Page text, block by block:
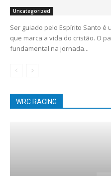
Uncategorized
Ser guiado pelo Espírito Santo
que marca a vida do cristão. O
fundamental na jornada...
WRC RACING